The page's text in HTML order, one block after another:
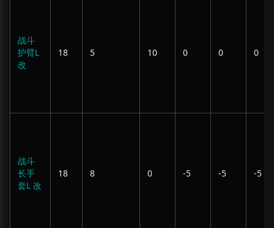
战斗
护臂L
改
18 5 10 0 0 0
战斗
长手
套L 改
18 8 0 -5 -5 -5